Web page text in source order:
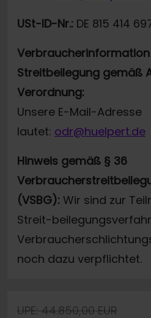
USt-ID-Nr.: DE 815 414
Streitbeilegung gemäß
Verordnung:
Unsere E-Mail-Adresse
lautet: odr@huelpert.de
Hinweis gemäß § 36
(VSBG): Wir sind zur
Streit-
noch dazu verpflichtet.
UPE: 44.850,00 EUR